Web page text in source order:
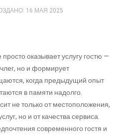
16 МАЯ 2025
оказывает услугу гостю —
но и формирует
когда предыдущий опыт
в памяти надолго.
не только от местоположения,
но и от качества сервиса.
современного гостя и